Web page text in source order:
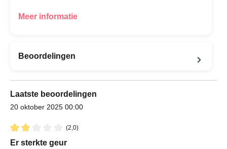
Meer informatie
Beoordelingen
Laatste beoordelingen
20 oktober 2025 00:00
(2,0)
Recensie met een waardering van 2 van de 5 sterren
Er sterkte geur